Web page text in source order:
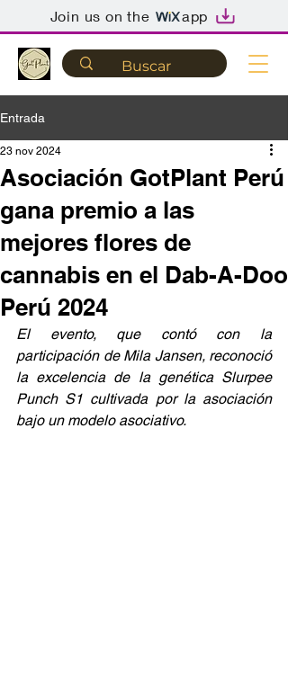
Join us on the app
Entrada
Asociación GotPlant Perú
gana premio a las
mejores flores de
cannabis en el Dab-A-Doo
Perú 2024
23 nov 2024
El evento, que contó con la
participación de Mila Jansen, reconoció
la excelencia de la genética Slurpee
Punch S1 cultivada por la asociación
bajo un modelo asociativo.